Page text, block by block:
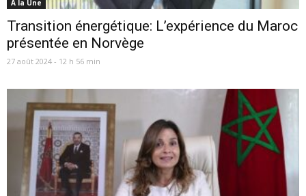
A la Une
Transition énergétique: L’expérience du Maroc
présentée en Norvège
27 août 2024 - 12 h 56 min